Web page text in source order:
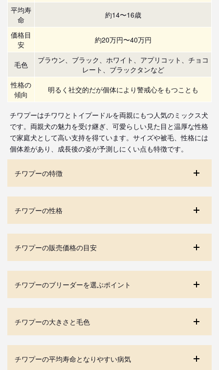
平均寿
命
約14〜16歳
価格目
安
約20万円〜40万円
毛色
ブラウン、ブラック、ホワイト、アプリコット、チョコ
レート、ブラックタンなど
性格の
傾向
明るく社交的だが個体により警戒心をもつことも
チワプーはチワワとトイプードルを両親にもつ人気のミックス犬
です。両親犬の魅力を受け継ぎ、可愛らしい見た目と温厚な性格
で家庭犬として高い支持を得ています。サイズや被毛、性格には
個体差があり、成長後の姿が予測しにくい点も特徴です。
チワプーの特徴
チワプーの性格
チワプーの販売価格の目安
チワプーのブリーダーを選ぶポイント
チワプーの大きさと毛色
チワプーの平均寿命となりやすい病気